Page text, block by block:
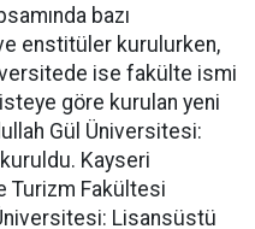
bazı
enstitüler kurulurken,
ise fakülte ismi
göre kurulan yeni
Gül Üniversitesi:
Kayseri
Turizm Fakültesi
Lisansüstü